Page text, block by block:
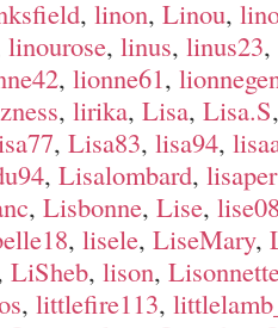
, linon, Linou,
linourose, linus, linus23,
, lionne61,
, lirika, Lisa, Lisa.S
, Lisa83, lisa94,
, Lisalombard,
, Lisbonne, Lise,
, lisele, LiseMary,
LiSheb, lison,
, littlefire113,